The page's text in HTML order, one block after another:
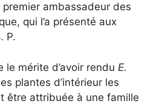
premier ambassadeur des
qui l’a présenté aux
. P.
le mérite d’avoir rendu E.
plantes d’intérieur les
être attribuée à une famille